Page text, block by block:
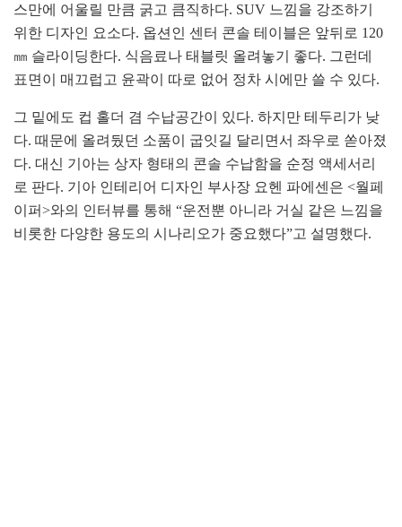
스만에 어울릴 만큼 굵고 큼직하다. SUV 느낌을 강조하기
위한 디자인 요소다. 옵션인 센터 콘솔 테이블은 앞뒤로 120
㎜ 슬라이딩한다. 식음료나 태블릿 올려놓기 좋다. 그런데
표면이 매끄럽고 윤곽이 따로 없어 정차 시에만 쓸 수 있다.
그 밑에도 컵 홀더 겸 수납공간이 있다. 하지만 테두리가 낮
다. 때문에 올려뒀던 소품이 굽잇길 달리면서 좌우로 쏟아졌
다. 대신 기아는 상자 형태의 콘솔 수납함을 순정 액세서리
로 판다. 기아 인테리어 디자인 부사장 요헨 파에센은 <월페
이퍼>와의 인터뷰를 통해 “운전뿐 아니라 거실 같은 느낌을
비롯한 다양한 용도의 시나리오가 중요했다”고 설명했다.